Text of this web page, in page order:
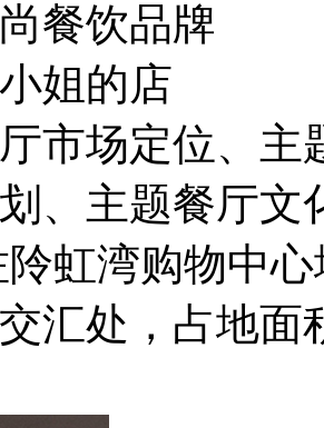
餐饮品牌
姐的店
市场定位、主
、主题餐厅文
阾虹湾购物中
汇处，占地面